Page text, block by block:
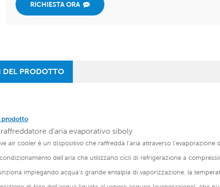
RICHIESTA ORA
DEL PRODOTTO
prodotto
d'aria evaporativo siboly
air cooler è un dispositivo che raffredda l'aria attraverso
dell'aria che utilizzano cicli di refrigerazione a
impiegando acqua's grande entalpia di vaporizzazione. la